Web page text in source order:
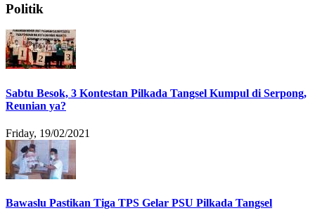
Politik
Sabtu Besok, 3 Kontestan Pilkada Tangsel Kumpul di Serpong,
Reunian ya?
Friday, 19/02/2021
Bawaslu Pastikan Tiga TPS Gelar PSU Pilkada Tangsel